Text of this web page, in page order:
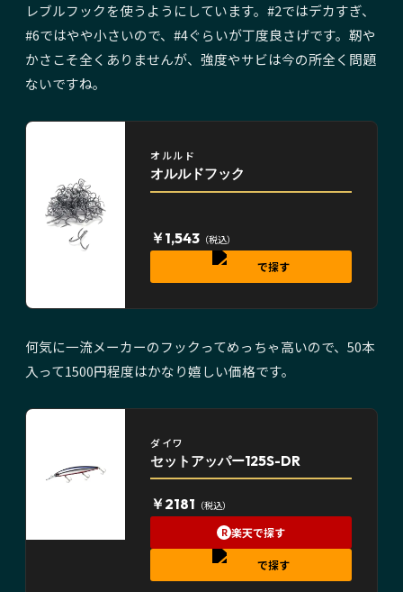
レブルフックを使うようにしています。#2ではデカすぎ、
#6ではやや小さいので、#4ぐらいが丁度良さげです。靭や
かさこそ全くありませんが、強度やサビは今の所全く問題
ないですね。
オルルド
オルルドフック
￥1,543 （税込）
で探す
何気に一流メーカーのフックってめっちゃ高いので、50本
入って1500円程度はかなり嬉しい価格です。
ダイワ
セットアッパー125S-DR
￥2181 （税込）
R 楽天で探す
で探す